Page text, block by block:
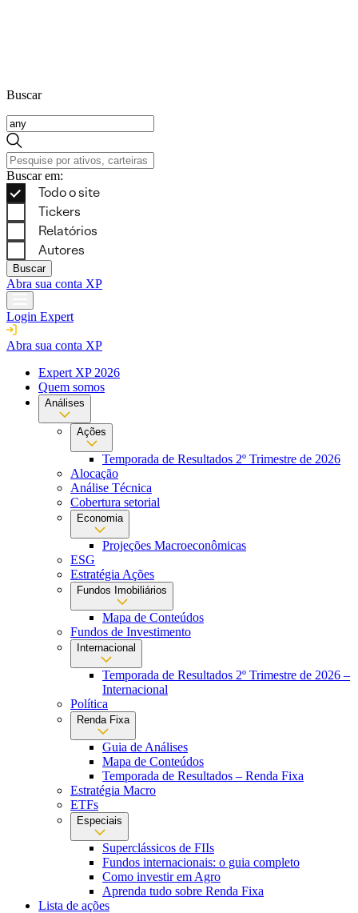
Buscar
Buscar em:
Buscar
Abra sua conta XP
Login Expert
Abra sua conta XP
Expert XP 2026
Quem somos
Análises
Ações
Temporada de Resultados 2º Trimestre de 2026
Alocação
Análise Técnica
Cobertura setorial
Economia
Projeções Macroeconômicas
ESG
Estratégia Ações
Fundos Imobiliários
Mapa de Conteúdos
Fundos de Investimento
Internacional
Temporada de Resultados 2º Trimestre de 2026 –
Internacional
Política
Renda Fixa
Guia de Análises
Mapa de Conteúdos
Temporada de Resultados – Renda Fixa
Estratégia Macro
ETFs
Especiais
Superclássicos de FIIs
Fundos internacionais: o guia completo
Como investir em Agro
Aprenda tudo sobre Renda Fixa
Lista de ações